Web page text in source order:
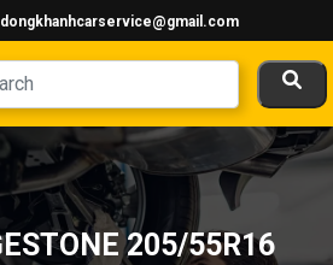
dongkhanhcarservice@gmail.com
205/55R16